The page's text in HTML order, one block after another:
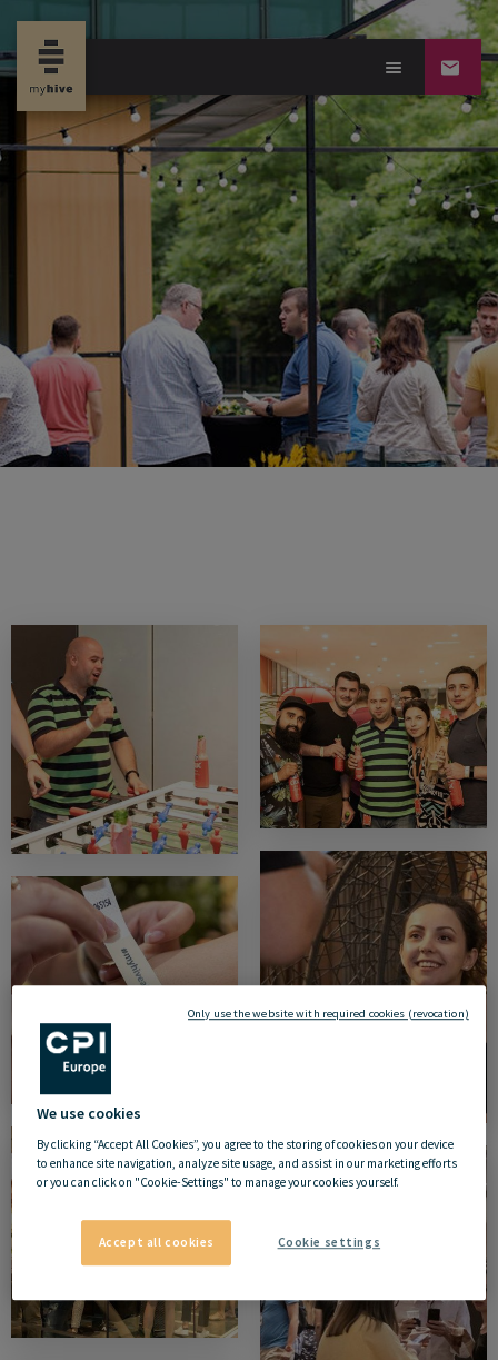
new property news
30.05.2019
We use cookies
By clicking “Accept All Cookies”, you agree to the storing of cookies on your device
to enhance site navigation, analyze site usage, and assist in our marketing efforts
or you can click on "Cookie-Settings" to manage your cookies yourself.
Accept all cookies Cookie settings
Only use the website with required cookies (revocation)